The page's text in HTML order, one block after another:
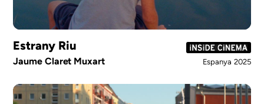
Estrany Riu
Jaume Claret Muxart Espanya 2025